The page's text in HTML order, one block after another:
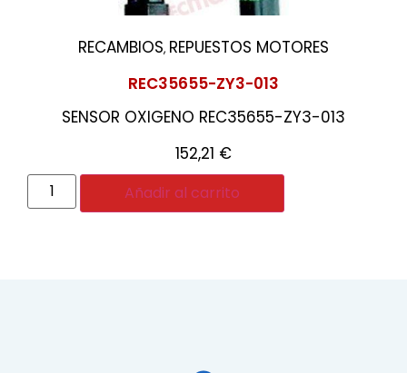
RECAMBIOS, REPUESTOS MOTORES
REC35655-ZY3-013
SENSOR OXIGENO REC35655-ZY3-013
152,21 €
Añadir al carrito